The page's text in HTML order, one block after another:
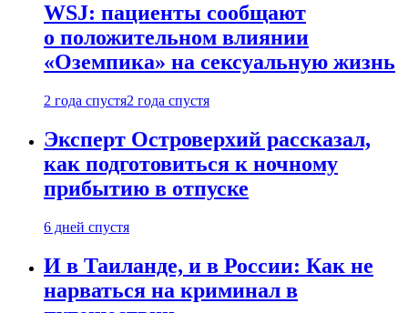
WSJ: пациенты сообщают
о положительном влиянии
«Оземпика» на сексуальную жизнь
2 года спустя2 года спустя
Эксперт Островерхий рассказал,
как подготовиться к ночному
прибытию в отпуске
6 дней спустя
И в Таиланде, и в России: Как не
нарваться на криминал в